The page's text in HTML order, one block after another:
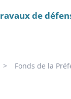
de
Fonds de la